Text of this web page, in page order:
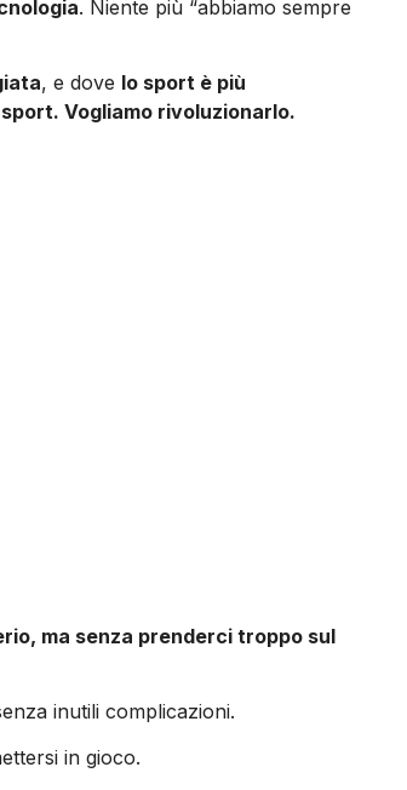
. Niente più “abbiamo sempre
, e dove lo sport è più
Vogliamo rivoluzionarlo.
ma senza prenderci troppo sul
inutili complicazioni.
in gioco.